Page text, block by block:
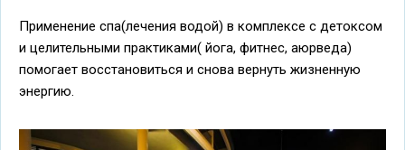
Применение спа(лечения водой) в комплексе с детоксом
и целительными практиками( йога, фитнес, аюрведа)
помогает восстановиться и снова вернуть жизненную
энергию.